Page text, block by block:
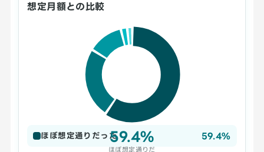
想定月額との比較
59.4%
ほぼ想定通りだ
ほぼ想定通りだった 59.4%